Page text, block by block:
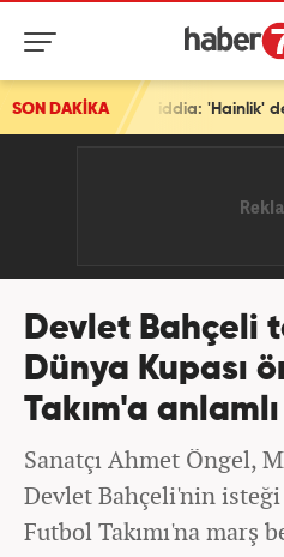
SON DAKİKA
iddia: 'Hainlik' deyip tehdit etti
Devlet Bahçeli
Dünya Kupası
Takım'a
Sanatçı Ahmet Öngel,
Devlet Bahçeli'nin
Futbol Takımı'na marş